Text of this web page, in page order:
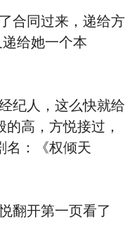
同过来，递给方
给她一个本
人，这么快就给
高，方悦接过，
名：《权倾天
开第一页看了